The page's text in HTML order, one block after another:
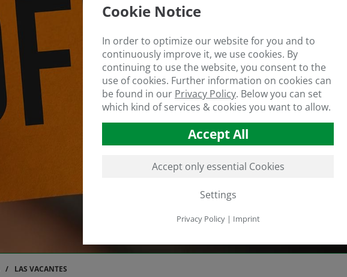
LAS VACANTES
Cookie Notice
In order to optimize our website for you and to
continuously improve it, we use cookies. By
continuing to use the website, you consent to the
use of cookies. Further information on cookies can
be found in our Privacy Policy. Below you can set
which kind of services & cookies you want to allow.
Accept All
Accept only essential Cookies
Settings
Privacy Policy| Imprint